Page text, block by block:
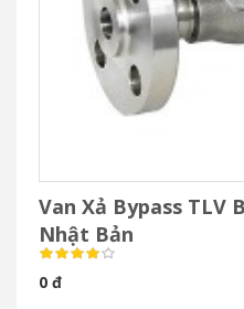
Van Xả Bypass TLV
Nhật Bản
0 đ